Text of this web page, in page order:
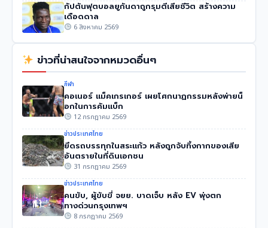
กัปตันฟุตบอลยูกันดาถูกรุมตีเสียชีวิต สร้างความ
เดือดดาล
6 สิงหาคม 2569
ข่าวที่น่าสนใจจากหมวดอื่นๆ
กีฬา
คอเนอร์ แม็คเกรเกอร์ เผยโศกนาฏกรรมหลังพ่ายน็
อกในการคัมแบ็ก
12 กรกฎาคม 2569
ข่าวประเทศไทย
ยึดรถบรรทุกในสระแก้ว หลังถูกจับทิ้งกากของเสีย
อันตรายในที่ดินเอกชน
31 กรกฎาคม 2569
ข่าวประเทศไทย
คนขับ, ผู้ขับขี่ จยย. บาดเจ็บ หลัง EV พุ่งตก
ทางด่วนกรุงเทพฯ
8 กรกฎาคม 2569